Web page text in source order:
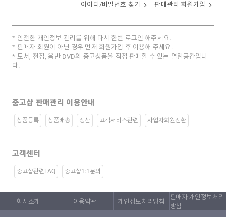
아이디/비밀번호 찾기 판매관리 회원가입
안전한 개인정보 관리를 위해 다시 한번 로그인 해주세요.
판매자 회원이 아닌 경우 먼저 회원가입 후 이용해 주세요.
도서, 전집, 음반 DVD의 중고상품을 직접 판매할 수 있는 열린공간입니
다.
중고샵 판매관리 이용안내
상품등록 상품배송 정산 고객서비스관련 사업자회원전환
고객센터
중고샵관련FAQ 중고샵1:1문의
회사소개 이용약관 개인정보처리방침
판매자 개인정보처리
방침